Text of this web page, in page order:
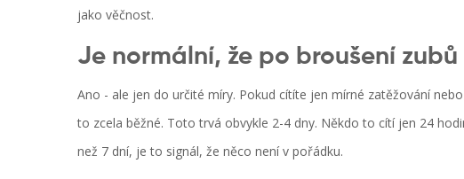
jako věčnost.
Je normální, že po broušení zubů
Ano - ale jen do určité míry. Pokud cítíte jen mírné zatěžování
to zcela běžné. Toto trvá obvykle 2-4 dny. Někdo to cítí jen 24
než 7 dní, je to signál, že něco není v pořádku.